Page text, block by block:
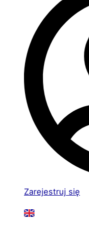
Zarejestruj się